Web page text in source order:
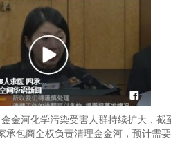
金河化学污染受害人群持续扩大，
承包商全权负责清理金金河，预计需